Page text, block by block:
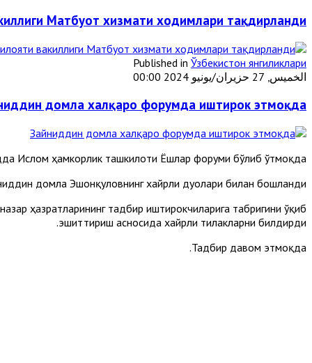
Матбуот хизмати ходимлари тақдирланди
Published in Ўзбекистон янгиликлари
الخميس, 27 حزيران/يونيو 2024 00:00
домла халқаро форумда иштирок этмоқда
Ислом ҳамкорлик ташкилоти Ёшлар форуми бўлиб ўтмоқда.
домла Эшонқуловнинг хайрли дуолари билан бошланди.
ҳазратларининг тадбир иштирокчиларига табригини ўқиб
эшиттириш асносида хайрли тилакларни билдирди.
Тадбир давом этмоқда.